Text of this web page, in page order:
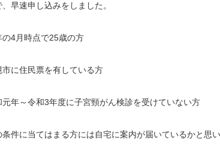
、早速申し込みをしました。
の4月時点で25歳の方
市に住民票を有している方
元年～令和3年度に子宮頸がん検診を受けていない方
条件に当てはまる方には自宅に案内が届いているかと思い